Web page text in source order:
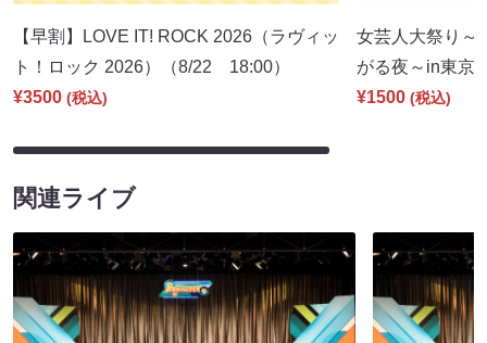
【早割】LOVE IT! ROCK 2026（ラヴィッ
ト！ロック 2026）（8/22 18:00）
¥3500 (税込)
女芸人大祭り～
がる夜～in東
¥1500 (税込)
関連ライブ